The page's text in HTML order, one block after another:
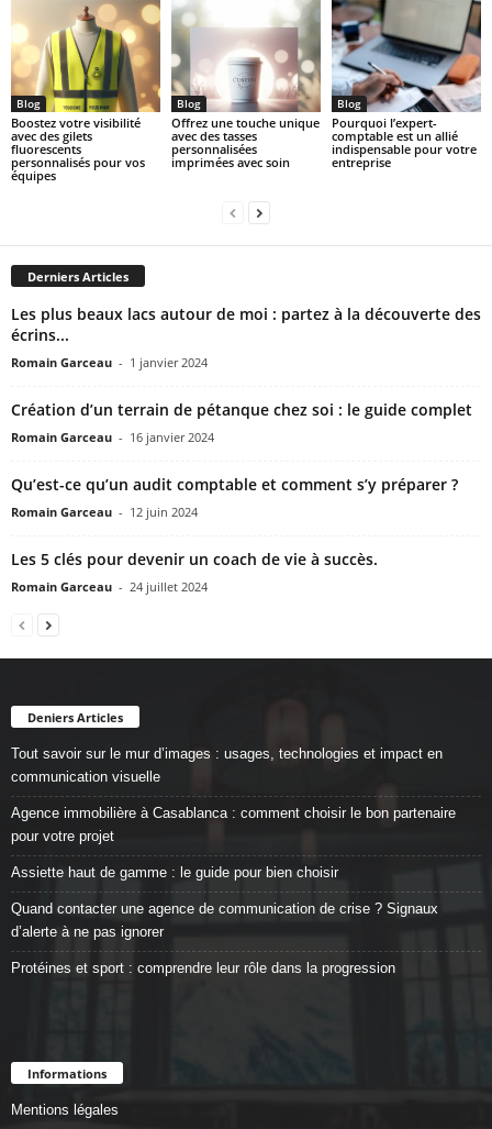
Blog
Boostez votre visibilité
avec des gilets
fluorescents
personnalisés pour vos
équipes
Blog
Offrez une touche unique
avec des tasses
personnalisées
imprimées avec soin
Blog
Pourquoi l’expert-
comptable est un allié
indispensable pour votre
entreprise
Derniers Articles
Les plus beaux lacs autour de moi : partez à la découverte des
écrins...
Romain Garceau - 1 janvier 2024
Création d’un terrain de pétanque chez soi : le guide complet
Romain Garceau - 16 janvier 2024
Qu’est-ce qu’un audit comptable et comment s’y préparer ?
Romain Garceau - 12 juin 2024
Les 5 clés pour devenir un coach de vie à succès.
Romain Garceau - 24 juillet 2024
Deniers Articles
Tout savoir sur le mur d’images : usages, technologies et impact en
communication visuelle
Agence immobilière à Casablanca : comment choisir le bon partenaire
pour votre projet
Assiette haut de gamme : le guide pour bien choisir
Quand contacter une agence de communication de crise ? Signaux
d’alerte à ne pas ignorer
Protéines et sport : comprendre leur rôle dans la progression
Informations
Mentions légales